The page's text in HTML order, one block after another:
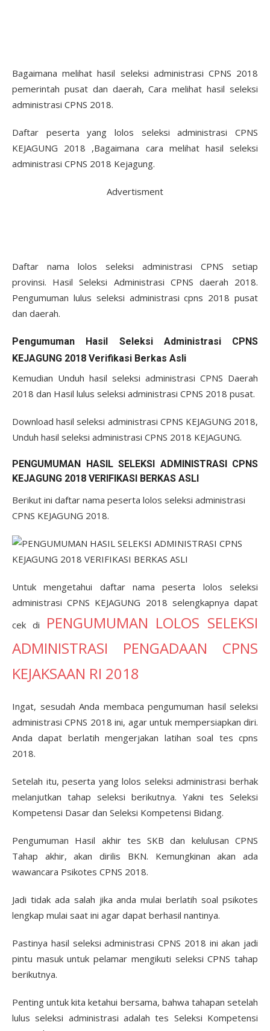
Bagaimana melihat hasil seleksi administrasi CPNS 2018
pemerintah pusat dan daerah, Cara melihat hasil seleksi
administrasi CPNS 2018.
Daftar peserta yang lolos seleksi administrasi CPNS
KEJAGUNG 2018 ,Bagaimana cara melihat hasil seleksi
administrasi CPNS 2018 Kejagung.
Advertisment
Daftar nama lolos seleksi administrasi CPNS setiap
provinsi. Hasil Seleksi Administrasi CPNS daerah 2018.
Pengumuman lulus seleksi administrasi cpns 2018 pusat
dan daerah.
Pengumuman Hasil Seleksi Administrasi CPNS
KEJAGUNG 2018 Verifikasi Berkas Asli
Kemudian Unduh hasil seleksi administrasi CPNS Daerah
2018 dan Hasil lulus seleksi administrasi CPNS 2018 pusat.
Download hasil seleksi administrasi CPNS KEJAGUNG 2018,
Unduh hasil seleksi administrasi CPNS 2018 KEJAGUNG.
PENGUMUMAN HASIL SELEKSI ADMINISTRASI CPNS
KEJAGUNG 2018 VERIFIKASI BERKAS ASLI
Berikut ini daftar nama peserta lolos seleksi administrasi
CPNS KEJAGUNG 2018.
Untuk mengetahui daftar nama peserta lolos seleksi
administrasi CPNS KEJAGUNG 2018 selengkapnya dapat
cek di
PENGUMUMAN LOLOS SELEKSI
ADMINISTRASI PENGADAAN CPNS
KEJAKSAAN RI 2018
Ingat, sesudah Anda membaca pengumuman hasil seleksi
administrasi CPNS 2018 ini, agar untuk mempersiapkan diri.
Anda dapat berlatih mengerjakan latihan soal tes cpns
2018.
Setelah itu, peserta yang lolos seleksi administrasi berhak
melanjutkan tahap seleksi berikutnya. Yakni tes Seleksi
Kompetensi Dasar dan Seleksi Kompetensi Bidang.
Pengumuman Hasil akhir tes SKB dan kelulusan CPNS
Tahap akhir, akan dirilis BKN. Kemungkinan akan ada
wawancara Psikotes CPNS 2018.
Jadi tidak ada salah jika anda mulai berlatih soal psikotes
lengkap mulai saat ini agar dapat berhasil nantinya.
Pastinya hasil seleksi administrasi CPNS 2018 ini akan jadi
pintu masuk untuk pelamar mengikuti seleksi CPNS tahap
berikutnya.
Penting untuk kita ketahui bersama, bahwa tahapan setelah
lulus seleksi administrasi adalah tes Seleksi Kompetensi